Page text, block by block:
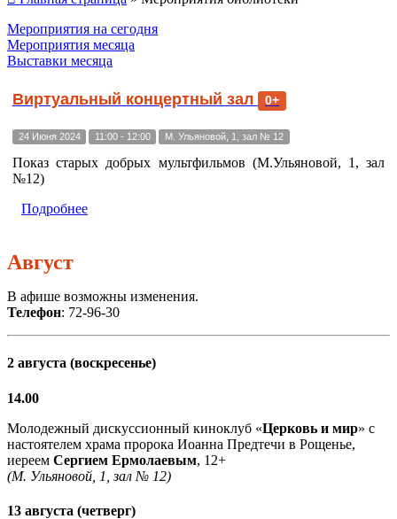
Мероприятия на сегодня
Мероприятия месяца
Выставки месяца
Виртуальный концертный зал 0+
24 Июня 2024 11:00 - 12:00 М. Ульяновой, 1, зал № 12
Показ старых добрых мультфильмов (М.Ульяновой, 1, зал
№12)
Подробнее
Август
В афише возможны изменения.
Телефон: 72-96-30
2 августа (воскресенье)
14.00
Молодежный дискуссионный киноклуб «Церковь и мир» с
настоятелем храма пророка Иоанна Предтечи в Рощенье,
иереем Сергием Ермолаевым, 12+
(М. Ульяновой, 1, зал № 12)
13 августа (четверг)